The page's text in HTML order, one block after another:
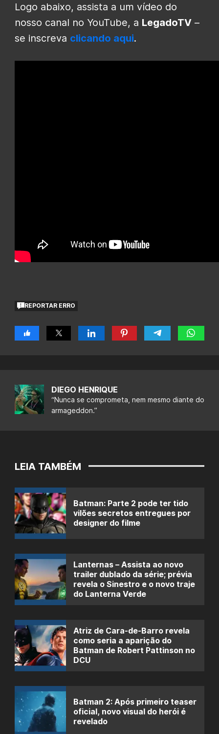
Logo abaixo, assista a um vídeo do
nosso canal no YouTube, a LegadoTV –
se inscreva clicando aqui.
REPORTAR ERRO
DIEGO HENRIQUE
“Nunca se comprometa, nem mesmo diante do
armageddon.”
LEIA TAMBÉM
Batman: Parte 2 pode ter tido
vilões secretos entregues por
designer do filme
Lanternas – Assista ao novo
trailer dublado da série; prévia
revela o Sinestro e o novo traje
do Lanterna Verde
Atriz de Cara-de-Barro revela
como seria a aparição do
Batman de Robert Pattinson no
DCU
Batman 2: Após primeiro teaser
oficial, novo visual do herói é
revelado